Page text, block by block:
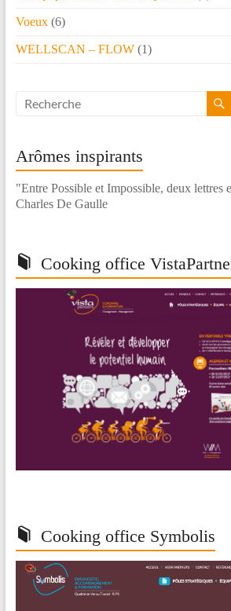
Voeux(6)
WELLSCAN – FLOW(1)
Arômes inspirants
"Entre Possible et Impossible, deux lettres
Charles De Gaulle
Cooking office
Cooking office Symbolis